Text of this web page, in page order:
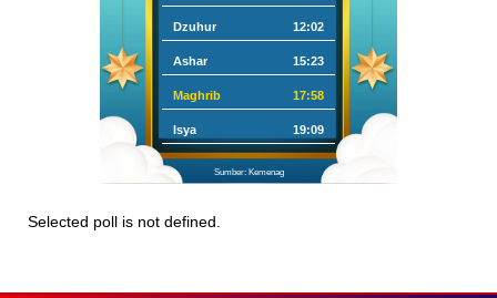
Dzuhur 12:02
Ashar 15:23
Maghrib 17:58
Isya 19:09
Sumber: Kemenag
Selected poll is not defined.